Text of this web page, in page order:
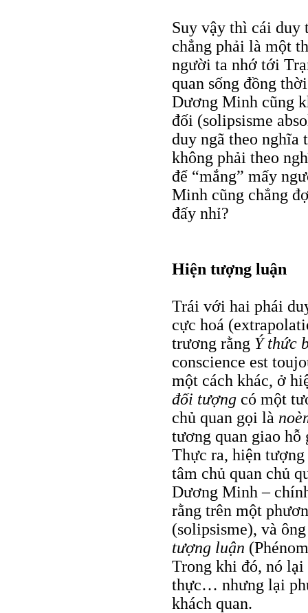
Suy vậy thì cái duy
chẳng phải là một
người ta nhớ tới
quan sống đồng
Dương Minh cũng
đối (solipsisme
duy ngã theo nghĩa
không phải theo
để “mắng” mấy
Minh cũng chẳng
đấy nhỉ?
Hiện tượng luận
Trái với hai phái
cực hoá
trương rằng Ý thức
conscience est
một cách khác, ở
đối tượng có một
chủ quan gọi là
tương quan giao
Thực ra, hiện
tâm chủ quan chủ
Dương Minh –
rằng trên một
(solipsisme), và
tượng luận
Trong khi đó, nó
thực… nhưng lại
khách quan.